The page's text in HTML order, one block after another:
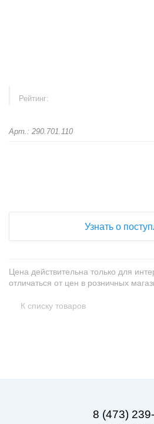
Рейтинг:
Арт.: 290.701.110
Узнать о
Цена действительна только для
отличаться от цен в розничных
К списку товаров
8 (473)